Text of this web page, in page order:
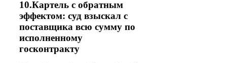
10.Картель с обратным
эффектом: суд взыскал с
поставщика всю сумму по
исполненному
госконтракту